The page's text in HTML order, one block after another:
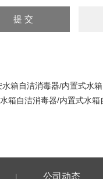
箱自洁消毒器/内置式水
箱自洁消毒器/内置式水箱
| 公司动态